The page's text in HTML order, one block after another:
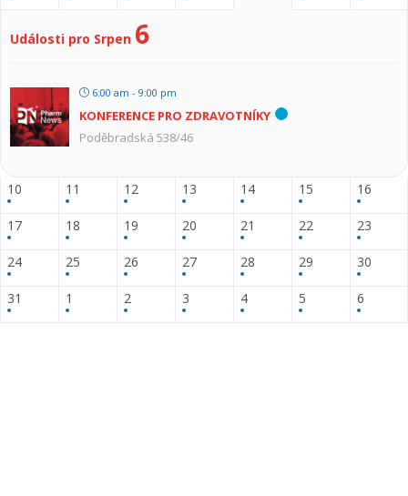
Události pro Srpen 6
6:00 am - 9:00 pm
KONFERENCE PRO ZDRAVOTNÍKY
Poděbradská 538/46
10 11 12 13 14 15 16
17 18 19 20 21 22 23
24 25 26 27 28 29 30
31 1 2 3 4 5 6